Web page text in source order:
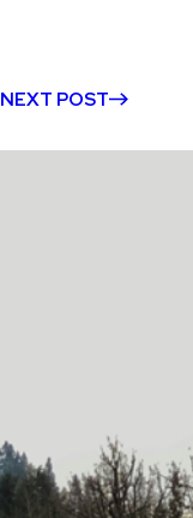
NEXT POST